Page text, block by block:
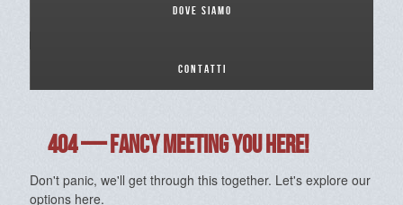
Dove siamo
Contatti
404 — Fancy meeting you here!
Don't panic, we'll get through this together. Let's explore our
options here.